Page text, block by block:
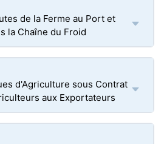
de la Ferme au Port et
la Chaîne du Froid
d'Agriculture sous Contrat
aux Exportateurs